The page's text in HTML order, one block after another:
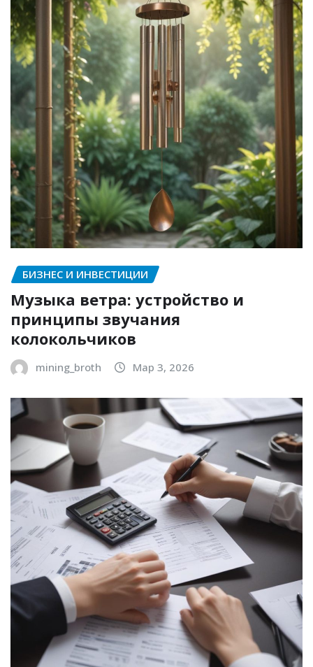
БИЗНЕС И ИНВЕСТИЦИИ
Музыка ветра: устройство и
принципы звучания
колокольчиков
mining_broth Мар 3, 2026